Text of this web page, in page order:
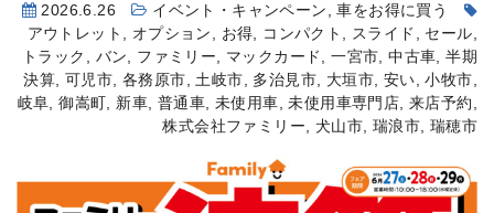
2026.6.26 イベント・キャンペーン ,車をお得に買う
アウトレット
オプション お得 コンパクト スライド セール
トラック
バン ファミリー マックカード ,一宮市 ,中古車 ,半期
決算 可児市 各務原市 土岐市 多治見市, 大垣市, 安い ,小牧市
岐阜 ,御嵩町 新車 普通車 未使用車 ,未使用車専門店 来店予約
株式会社ファミリー
犬山市, 瑞浪市, 瑞穂市